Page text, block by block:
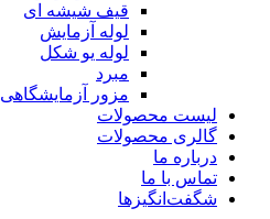
قیف شیشه ای
لوله آزمایش
لوله یو شکل
مبرد
مزور آزمایشگاهی
لیست محصولات
گالری محصولات
درباره ما
تماس با ما
شگفت‌انگیزها